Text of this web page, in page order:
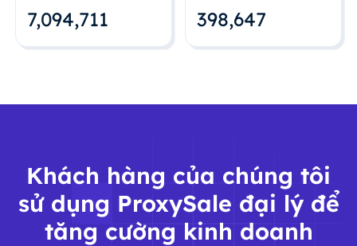
7,094,712 398,648
Khách hàng của chúng tôi
sử dụng ProxySale đại lý để
tăng cường kinh doanh